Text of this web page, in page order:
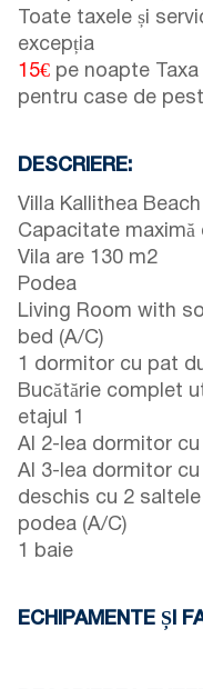
Toate taxele și
excepția
15€ pe noapte
pentru case de
DESCRIERE:
Villa Kallithea
Capacitate maximă
Vila are 130 m2
Podea
Living Room with
bed (A/C)
1 dormitor cu pat
Bucătărie complet
etajul 1
Al 2-lea dormitor
Al 3-lea dormitor
deschis cu 2
podea (A/C)
1 baie
ECHIPAMENTE ȘI